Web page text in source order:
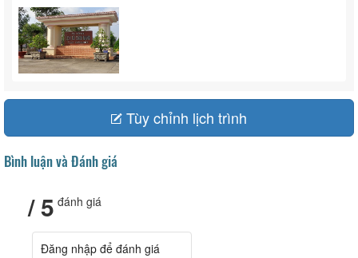
Tùy chỉnh lịch trình
Bình luận và Đánh giá
/ 5 đánh giá
Đăng nhập để đánh giá